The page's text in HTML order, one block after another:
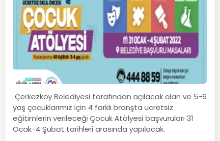
Çerkezköy Belediyesi tarafından açılacak olan ve 5-6
yaş çocuklarımız için 4 farklı branşta ücretsiz
eğitimlerin verileceği Çocuk Atölyesi başvuruları 31
Ocak-4 Şubat tarihleri arasında yapılacak.